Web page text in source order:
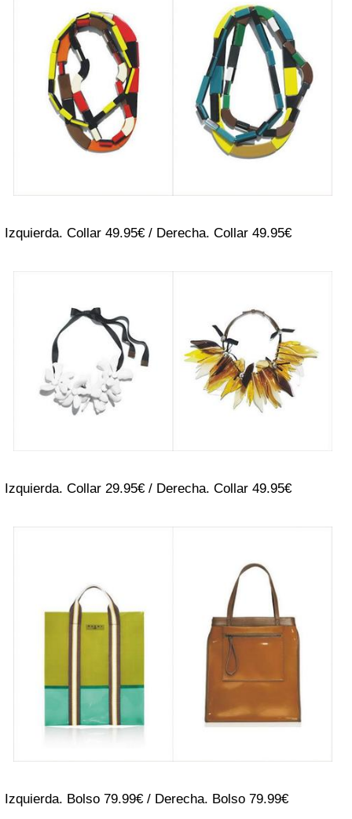
Izquierda. Collar 49.95€ / Derecha. Collar 49.95€
Izquierda. Collar 29.95€ / Derecha. Collar 49.95€
Izquierda. Bolso 79.99€ / Derecha. Bolso 79.99€